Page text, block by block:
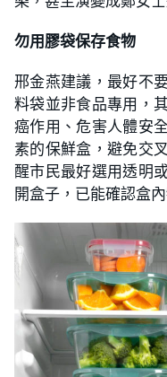
勿用膠袋保存食物
邢金燕建議，最好不
料袋並非食品專用，
癌作用、危害人體安
素的保鮮盒，避免交
醒市民最好選用透明
開盒子，已能確認盒內